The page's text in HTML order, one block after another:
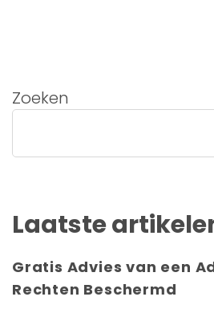
Zoeken
Laatste
Gratis Advies van een
Rechten Beschermd